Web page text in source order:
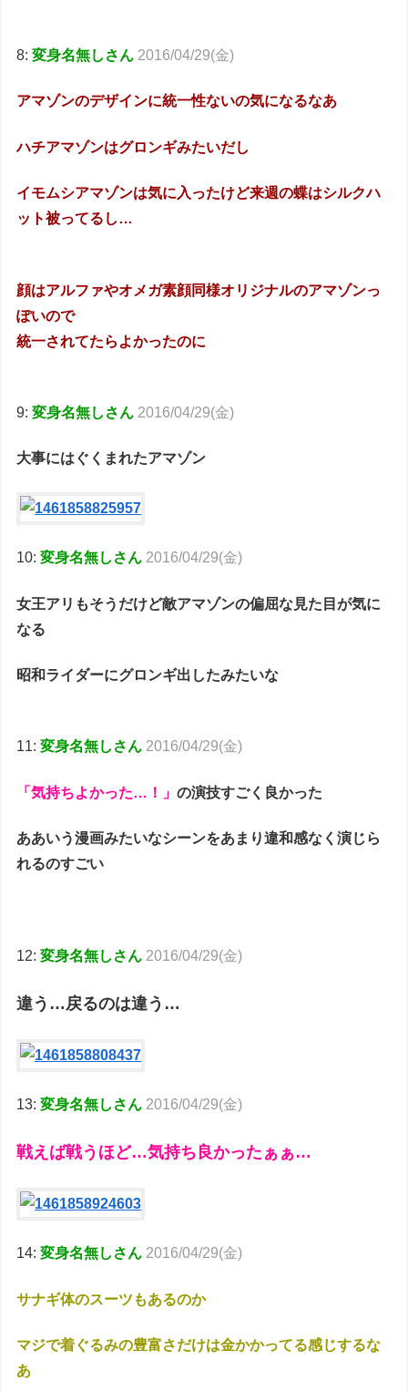
8:変身名無しさん 2016/04/29(金)
アマゾンのデザインに統一性ないの気になるなあ
ハチアマゾンはグロンギみたいだし
イモムシアマゾンは気に入ったけど来週の蝶はシルクハ
ット被ってるし…
顔はアルファやオメガ素顔同様オリジナルのアマゾンっ
ぽいので
統一されてたらよかったのに
9:変身名無しさん 2016/04/29(金)
大事にはぐくまれたアマゾン
10:変身名無しさん 2016/04/29(金)
女王アリもそうだけど敵アマゾンの偏屈な見た目が気に
なる
昭和ライダーにグロンギ出したみたいな
11:変身名無しさん 2016/04/29(金)
「気持ちよかった…！」の演技すごく良かった
ああいう漫画みたいなシーンをあまり違和感なく演じら
れるのすごい
12:変身名無しさん 2016/04/29(金)
違う…戻るのは違う…
13:変身名無しさん 2016/04/29(金)
戦えば戦うほど…気持ち良かったぁぁ…
14:変身名無しさん 2016/04/29(金)
サナギ体のスーツもあるのか
マジで着ぐるみの豊富さだけは金かかってる感じするな
あ